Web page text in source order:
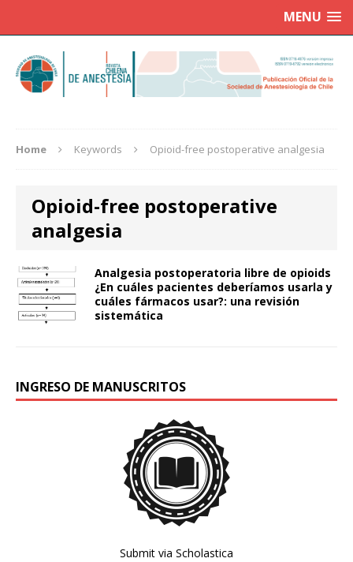
MENU
Home Keywords Opioid-free postoperative analgesia
Opioid-free postoperative
analgesia
Analgesia postoperatoria libre de opioids
¿En cuáles pacientes deberíamos usarla y
cuáles fármacos usar?: una revisión
sistemática
INGRESO DE MANUSCRITOS
Submit via Scholastica